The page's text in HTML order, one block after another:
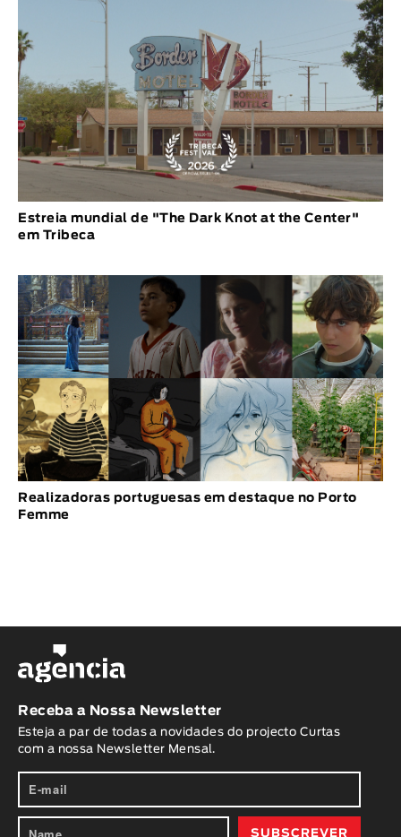
Estreia mundial de "The Dark Knot at the Center"
em Tribeca
Realizadoras portuguesas em destaque no Porto
Femme
Receba a Nossa Newsletter
Esteja a par de todas a novidades do projecto Curtas
com a nossa Newsletter Mensal.